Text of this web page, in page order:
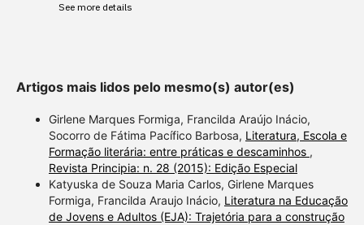
See more details
contrasts the cited claim, and
a label indicating in which
section the citation was
made.
Artigos mais lidos pelo mesmo(s) autor(es)
Girlene Marques Formiga, Francilda Araújo Inácio,
Socorro de Fátima Pacífico Barbosa, Literatura, Escola e
Formação literária: entre práticas e descaminhos ,
Revista Principia: n. 28 (2015): Edição Especial
Katyuska de Souza Maria Carlos, Girlene Marques
Formiga, Francilda Araujo Inácio, Literatura na Educação
de Jovens e Adultos (EJA): Trajetória para a construção